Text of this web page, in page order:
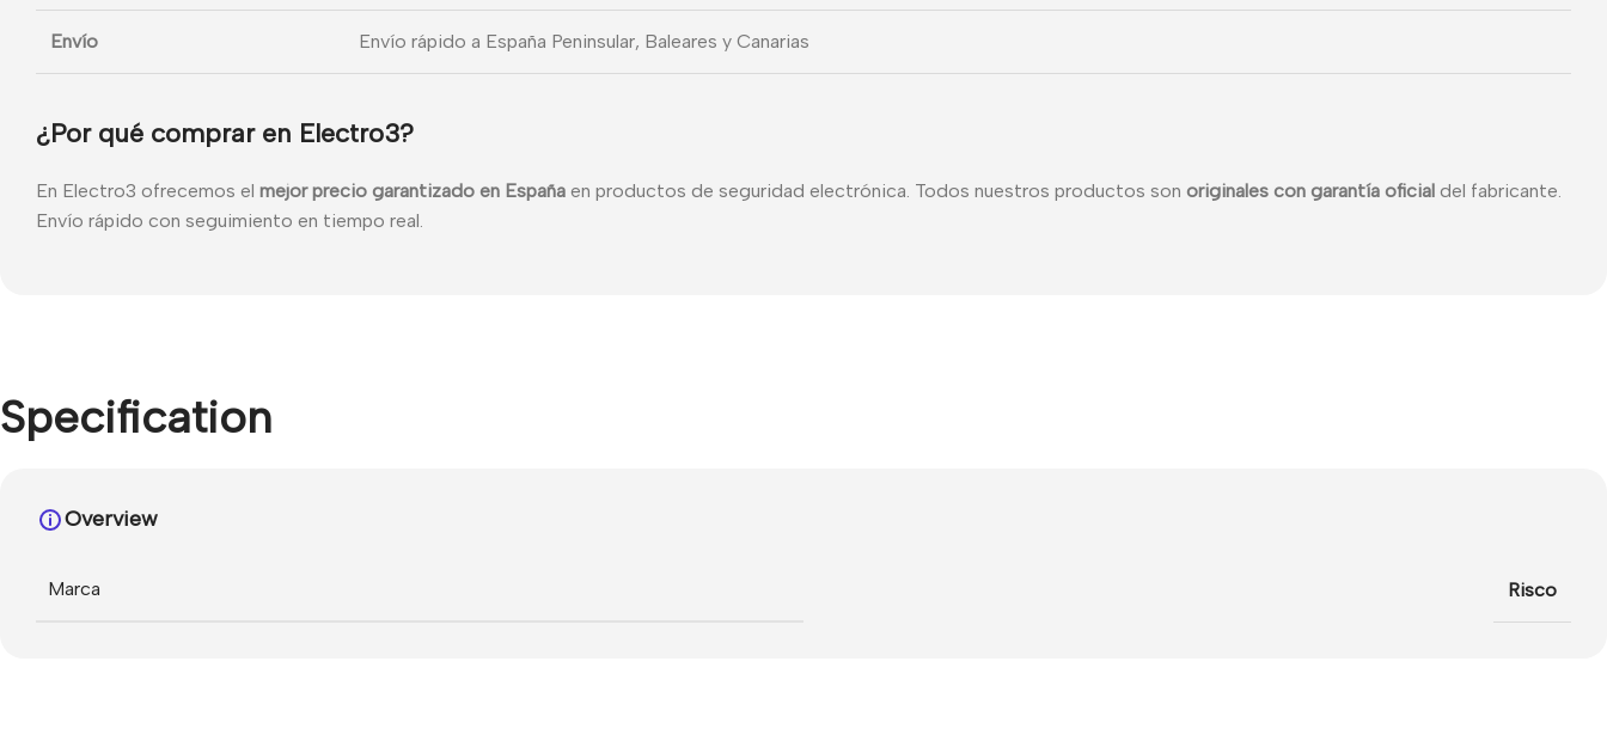
Envío Envío rápido a España Peninsular, Baleares y Canarias
¿Por qué comprar en Electro3?
En Electro3 ofrecemos el mejor precio garantizado en España en productos de seguridad electrónica. Todos nuestros productos son originales con garantía oficial del fabricante.
Envío rápido con seguimiento en tiempo real.
Specification
Overview
Marca Risco